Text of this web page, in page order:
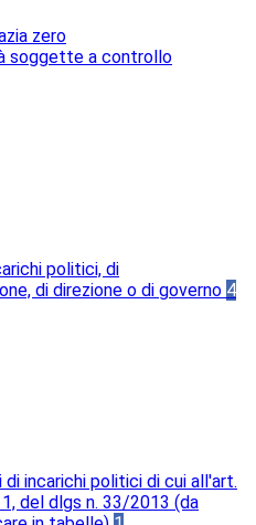
zero
soggette a controllo
politici, di
di direzione o di governo 4
di incarichi politici di cui all'art.
1, del dlgs n. 33/2013 (da